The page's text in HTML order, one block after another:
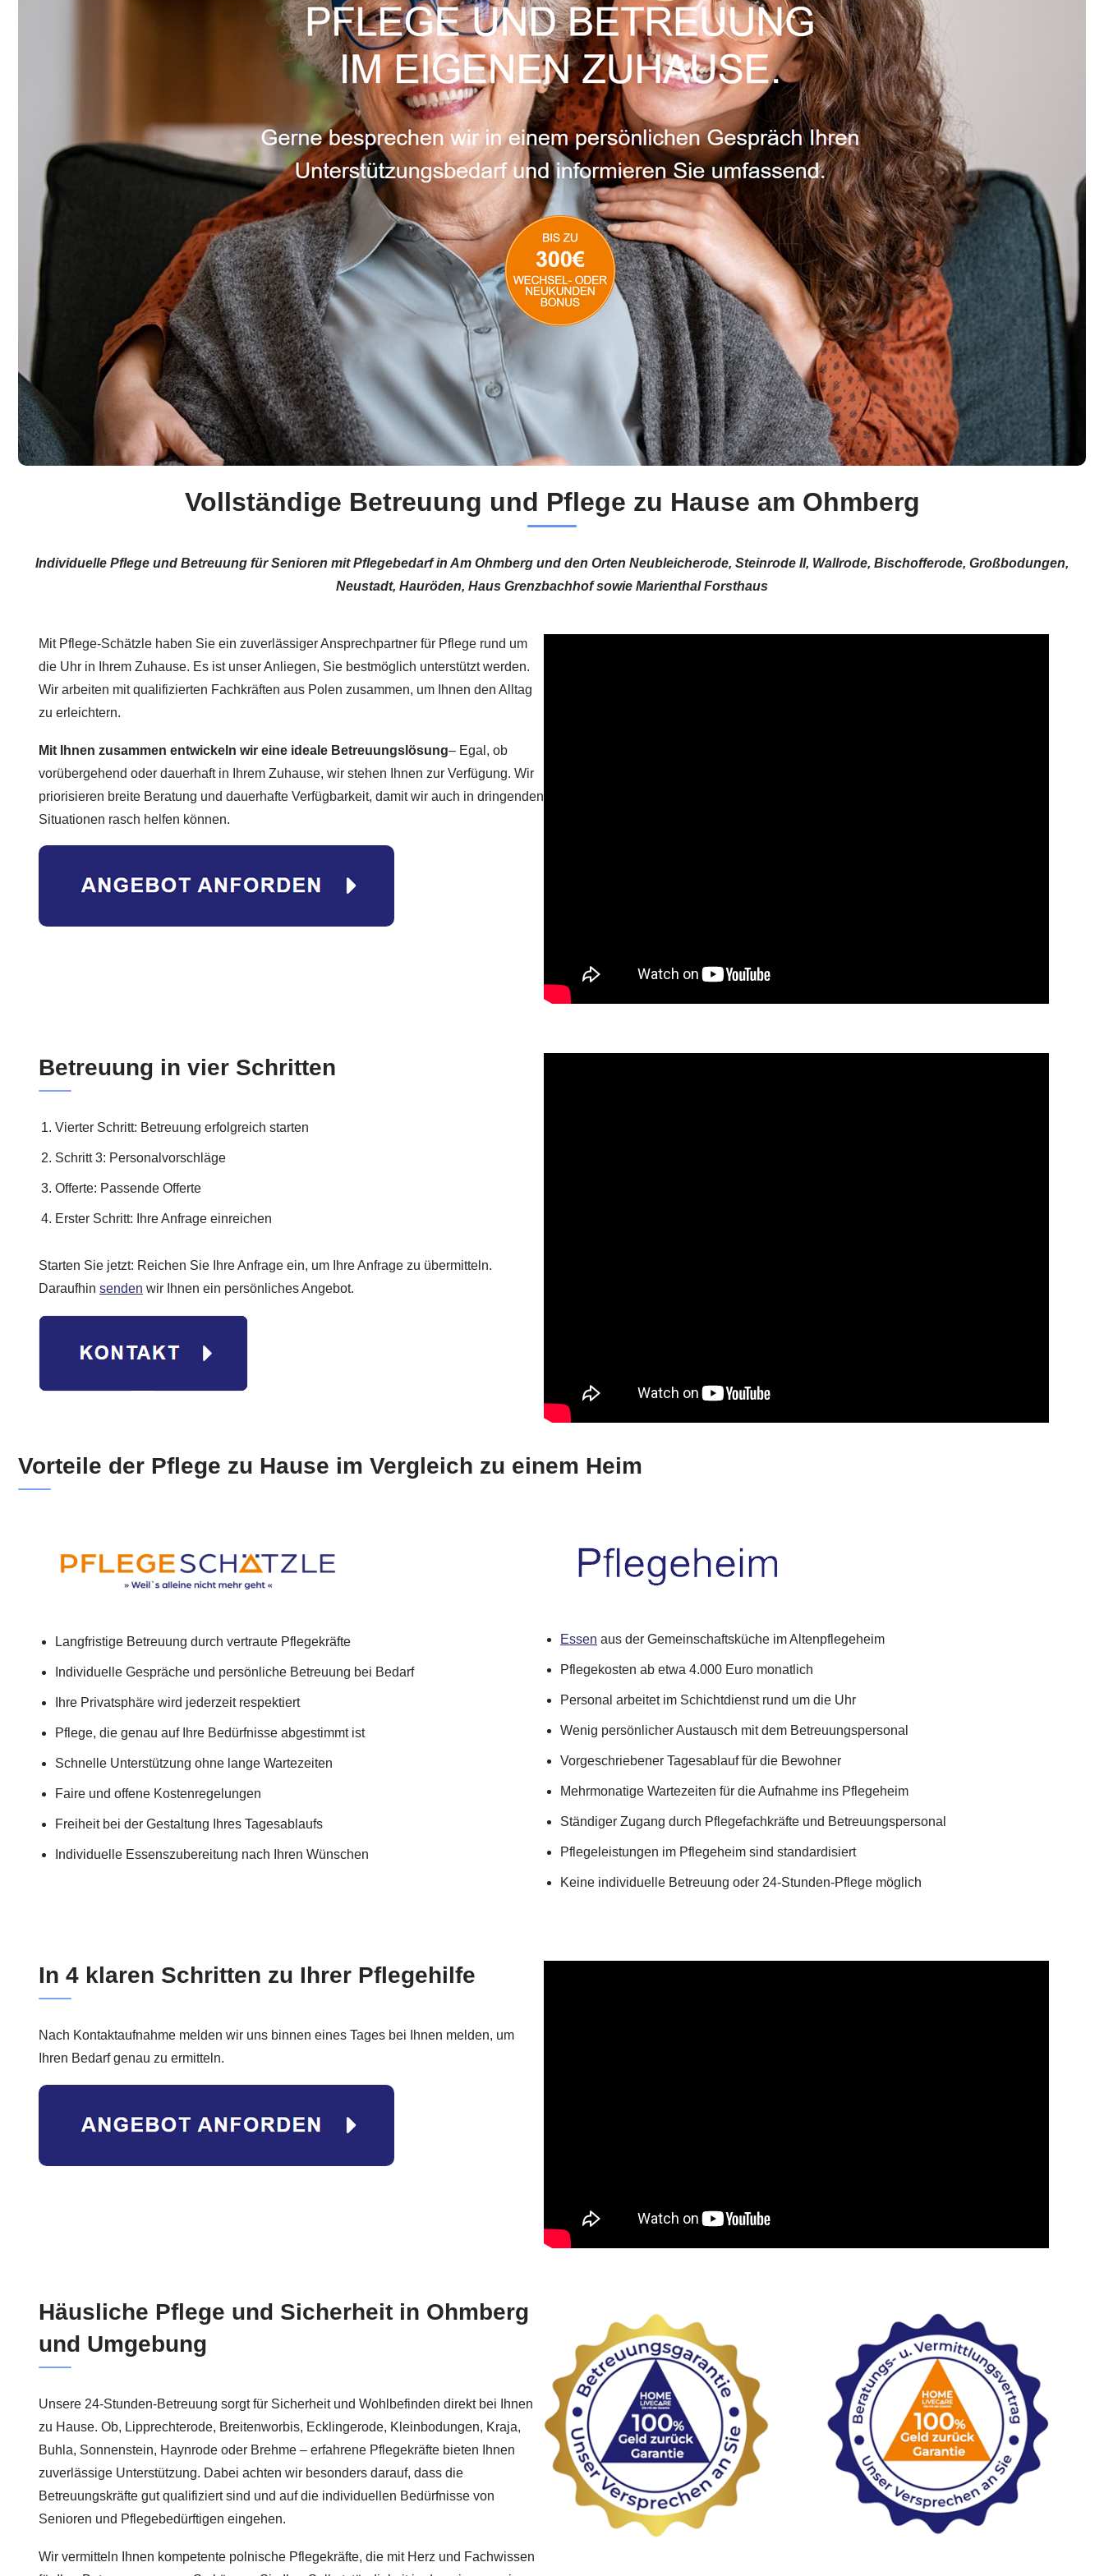
Vollständige Betreuung und Pflege zu Hause am Ohmberg
Individuelle Pflege und Betreuung für Senioren mit Pflegebedarf in Am Ohmberg und den Orten Neubleicherode, Steinrode II, Wallrode, Bischofferode, Großbodungen,
Neustadt, Hauröden, Haus Grenzbachhof sowie Marienthal Forsthaus
Mit Pflege-Schätzle haben Sie ein zuverlässiger Ansprechpartner für Pflege rund um
die Uhr in Ihrem Zuhause. Es ist unser Anliegen, Sie bestmöglich unterstützt werden.
Wir arbeiten mit qualifizierten Fachkräften aus Polen zusammen, um Ihnen den Alltag
zu erleichtern.
Mit Ihnen zusammen entwickeln wir eine ideale Betreuungslösung– Egal, ob
vorübergehend oder dauerhaft in Ihrem Zuhause, wir stehen Ihnen zur Verfügung. Wir
priorisieren breite Beratung und dauerhafte Verfügbarkeit, damit wir auch in dringenden
Situationen rasch helfen können.
Betreuung in vier Schritten
Vierter Schritt: Betreuung erfolgreich starten
Schritt 3: Personalvorschläge
Offerte: Passende Offerte
Erster Schritt: Ihre Anfrage einreichen
Starten Sie jetzt: Reichen Sie Ihre Anfrage ein, um Ihre Anfrage zu übermitteln.
Daraufhin senden wir Ihnen ein persönliches Angebot.
Vorteile der Pflege zu Hause im Vergleich zu einem Heim
Langfristige Betreuung durch vertraute Pflegekräfte
Individuelle Gespräche und persönliche Betreuung bei Bedarf
Ihre Privatsphäre wird jederzeit respektiert
Pflege, die genau auf Ihre Bedürfnisse abgestimmt ist
Schnelle Unterstützung ohne lange Wartezeiten
Faire und offene Kostenregelungen
Freiheit bei der Gestaltung Ihres Tagesablaufs
Individuelle Essenszubereitung nach Ihren Wünschen
Essen aus der Gemeinschaftsküche im Altenpflegeheim
Pflegekosten ab etwa 4.000 Euro monatlich
Personal arbeitet im Schichtdienst rund um die Uhr
Wenig persönlicher Austausch mit dem Betreuungspersonal
Vorgeschriebener Tagesablauf für die Bewohner
Mehrmonatige Wartezeiten für die Aufnahme ins Pflegeheim
Ständiger Zugang durch Pflegefachkräfte und Betreuungspersonal
Pflegeleistungen im Pflegeheim sind standardisiert
Keine individuelle Betreuung oder 24-Stunden-Pflege möglich
In 4 klaren Schritten zu Ihrer Pflegehilfe
Nach Kontaktaufnahme melden wir uns binnen eines Tages bei Ihnen melden, um
Ihren Bedarf genau zu ermitteln.
Häusliche Pflege und Sicherheit in Ohmberg
und Umgebung
Unsere 24-Stunden-Betreuung sorgt für Sicherheit und Wohlbefinden direkt bei Ihnen
zu Hause. Ob, Lipprechterode, Breitenworbis, Ecklingerode, Kleinbodungen, Kraja,
Buhla, Sonnenstein, Haynrode oder Brehme – erfahrene Pflegekräfte bieten Ihnen
zuverlässige Unterstützung. Dabei achten wir besonders darauf, dass die
Betreuungskräfte gut qualifiziert sind und auf die individuellen Bedürfnisse von
Senioren und Pflegebedürftigen eingehen.
Wir vermitteln Ihnen kompetente polnische Pflegekräfte, die mit Herz und Fachwissen